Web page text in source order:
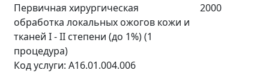
Первичная хирургическая
обработка локальных ожогов кожи и
тканей I - II степени (до 1%) (1
процедура)
Код услуги: A16.01.004.006
2000